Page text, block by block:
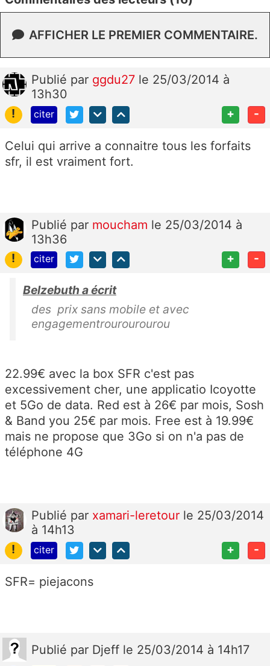
AFFICHER LE PREMIER COMMENTAIRE.
Publié par ggdu27 le 25/03/2014 à
13h30
!
citer + -
Celui qui arrive a connaitre tous les forfaits
sfr, il est vraiment fort.
Publié par moucham le 25/03/2014 à
13h36
!
citer + -
Belzebuth a écrit
des prix sans mobile et avec
engagementrourourourou
22.99€ avec la box SFR c'est pas
excessivement cher, une applicatio Icoyotte
et 5Go de data. Red est à 26€ par mois, Sosh
& Band you 25€ par mois. Free est à 19.99€
mais ne propose que 3Go si on n'a pas de
téléphone 4G
Publié par xamari-leretour le 25/03/2014
à 14h13
!
citer + -
SFR= piejacons
Publié par Djeff le 25/03/2014 à 14h17